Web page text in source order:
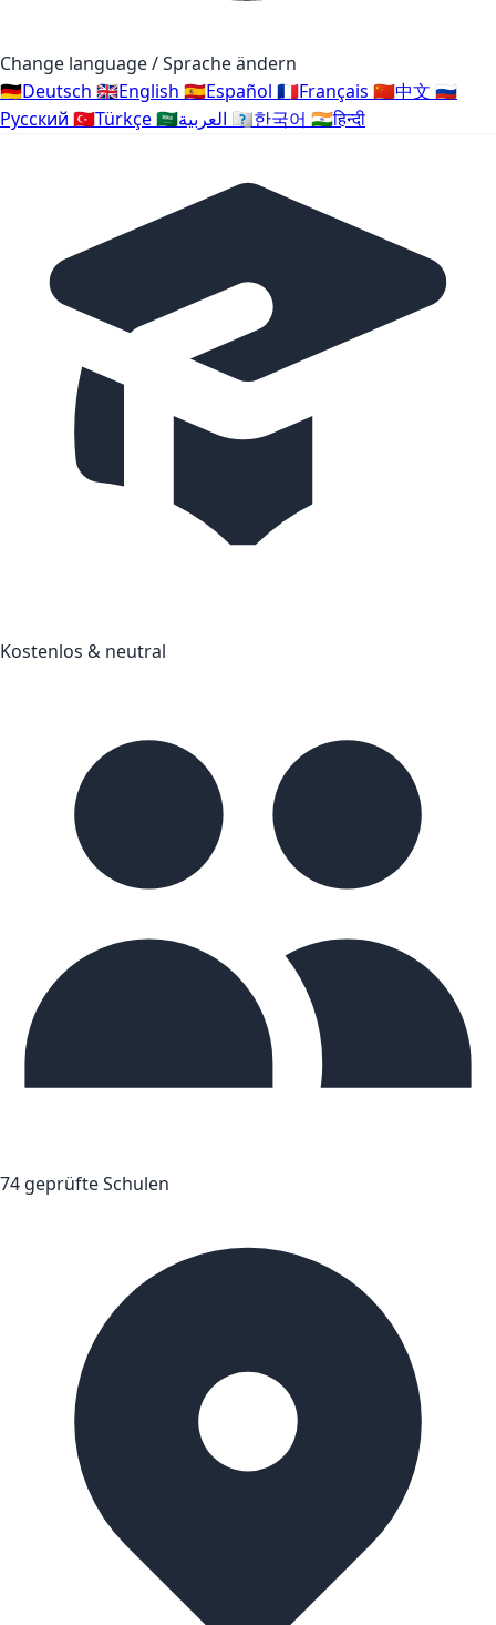
Change language / Sprache ändern
🇩🇪Deutsch 🇬🇧English 🇪🇸Español 🇫🇷Français 🇨🇳中文 🇷🇺
Русский 🇹🇷Türkçe🇸🇦 🇰🇷한국어 🇮🇳हिन्दी
Kostenlos & neutral
74 geprüfte Schulen